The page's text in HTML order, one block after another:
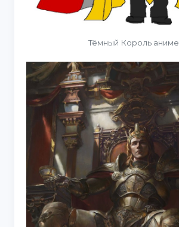
Тёмный Король аниме